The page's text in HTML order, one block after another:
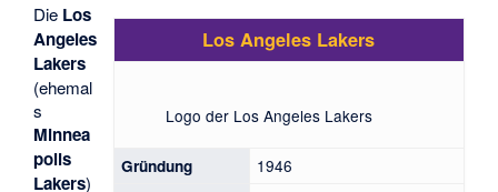
Los Angeles Lakers
Logo der Los Angeles Lakers
Gründung 1946
Die Los
Angeles
Lakers
(ehemal
s
Minnea
polis
Lakers)